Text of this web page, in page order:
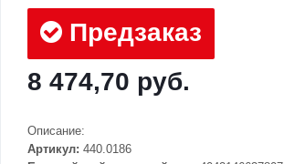
Предзаказ
8 474,70 руб.
Описание:
Артикул: 440.0186